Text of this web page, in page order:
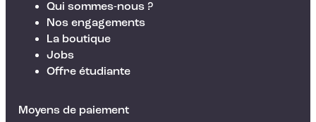
Qui sommes-nous ?
Nos engagements
La boutique
Jobs
Offre étudiante
Moyens de paiement